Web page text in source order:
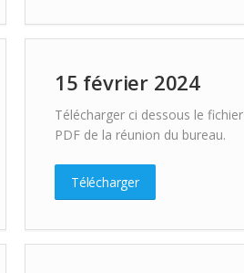
15 février 2024
Télécharger ci dessous le fichier
PDF de la réunion du bureau.
Télécharger